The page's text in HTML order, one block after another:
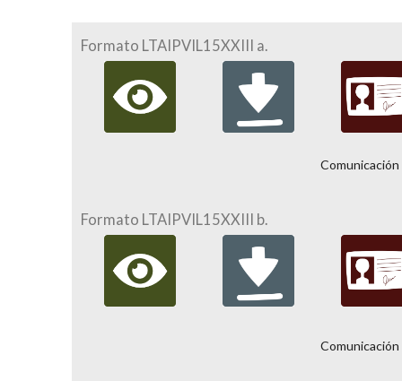
Formato LTAIPVIL15XXIII a.
Comunicación
Formato LTAIPVIL15XXIII b.
Comunicación